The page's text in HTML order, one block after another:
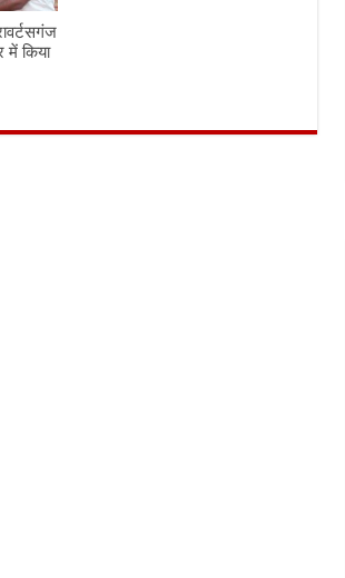
में किया